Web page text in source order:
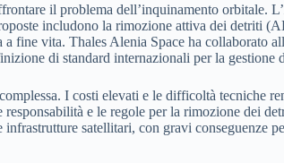
il problema dell’inquinamento orbitale. L’
includono la rimozione attiva dei detriti
fine vita. Thales Alenia Space ha collaborato
di standard internazionali per la gestione
I costi elevati e le difficoltà tecniche
e le regole per la rimozione dei
satellitari, con gravi conseguenze